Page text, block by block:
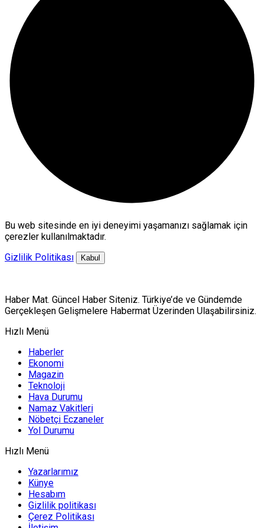
Bu web sitesinde en iyi deneyimi yaşamanızı sağlamak için
çerezler kullanılmaktadır.
Gizlilik Politikası
Kabul
Haber Mat. Güncel Haber Siteniz. Türkiye’de ve Gündemde
Gerçekleşen Gelişmelere Habermat Üzerinden Ulaşabilirsiniz.
Hızlı Menü
Haberler
Ekonomi
Magazin
Teknoloji
Hava Durumu
Namaz Vakitleri
Nöbetçi Eczaneler
Yol Durumu
Hızlı Menü
Yazarlarımız
Künye
Hesabım
Gizlilik politikası
Çerez Politikası